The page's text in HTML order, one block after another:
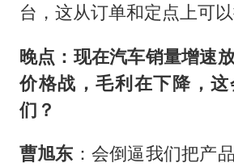
台，这从订单和定点上可以
晚点：现在汽车销量增速
价格战，毛利在下降，
们？
曹旭东 ：会倒逼我们把产